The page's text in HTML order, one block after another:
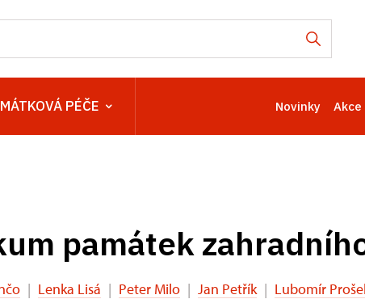
PÉČE Novinky Akce
památek
| Lenka Lisá | Peter Milo | Jan Petřík | Lubomír